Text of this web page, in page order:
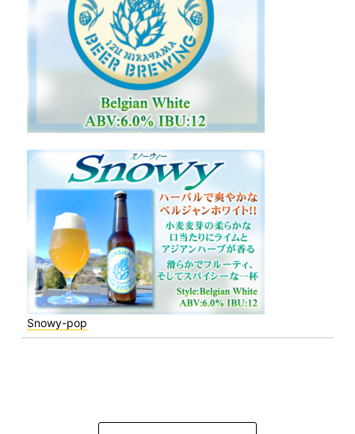
Snowy-pop